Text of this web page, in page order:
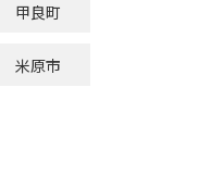
甲良町
米原市